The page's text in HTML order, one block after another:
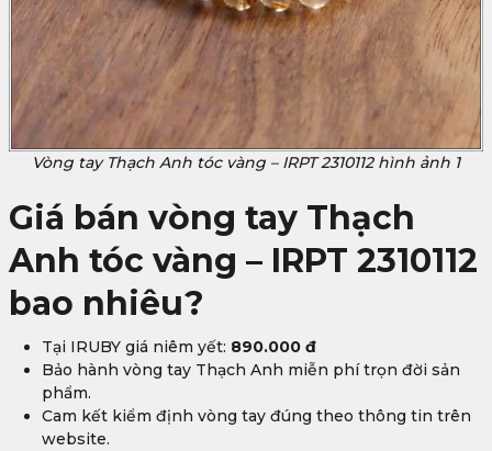
Vòng tay Thạch Anh tóc vàng – IRPT 2310112 hình ảnh 1
Giá bán vòng tay Thạch
Anh tóc vàng – IRPT 2310112
bao nhiêu?
Tại IRUBY giá niêm yết: 890.000 đ
Bảo hành vòng tay Thạch Anh miễn phí trọn đời sản
phẩm.
Cam kết kiểm định vòng tay đúng theo thông tin trên
website.